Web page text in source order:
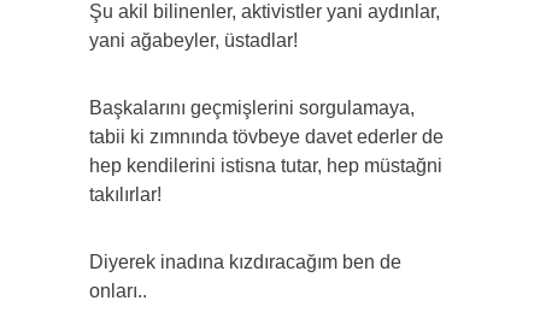
Şu akil bilinenler, aktivistler yani aydınlar,
yani ağabeyler, üstadlar!
Başkalarını geçmişlerini sorgulamaya,
tabii ki zımnında tövbeye davet ederler de
hep kendilerini istisna tutar, hep müstağni
takılırlar!
Diyerek inadına kızdıracağım ben de
onları..